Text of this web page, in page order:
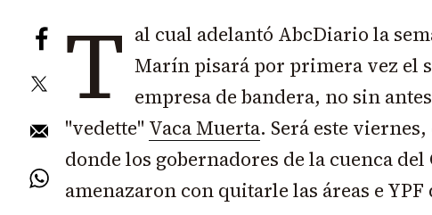
T al cual adelantó AbcDiario la
Marínpisará por primera vez el
empresa de bandera, no sin
"vedette" Vaca Muerta. Será este
donde los gobernadores de la cuenca del
amenazaron con quitarle las áreas e YPF